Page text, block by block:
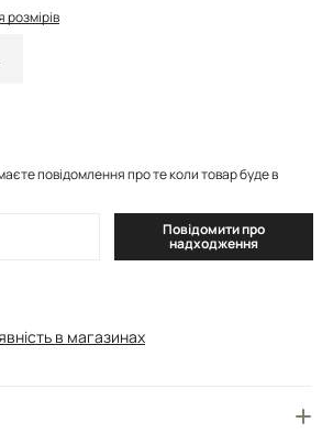
розмірів
повідомлення про те коли товар буде в
Повідомити про
надходження
в магазинах